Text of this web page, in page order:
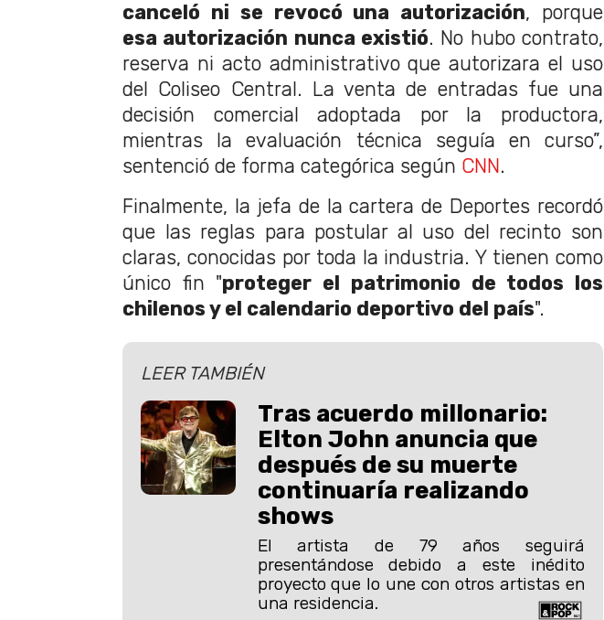
canceló ni se revocó una autorización, porque
esa autorización nunca existió. No hubo contrato,
reserva ni acto administrativo que autorizara el uso
del Coliseo Central. La venta de entradas fue una
decisión comercial adoptada por la productora,
mientras la evaluación técnica seguía en curso”,
sentenció de forma categórica según CNN.
Finalmente, la jefa de la cartera de Deportes recordó
que las reglas para postular al uso del recinto son
claras, conocidas por toda la industria. Y tienen como
único fin "proteger el patrimonio de todos los
chilenos y el calendario deportivo del país".
LEER TAMBIÉN
Tras acuerdo millonario:
Elton John anuncia que
después de su muerte
continuaría realizando
shows
El artista de 79 años seguirá
presentándose debido a este inédito
proyecto que lo une con otros artistas en
una residencia.